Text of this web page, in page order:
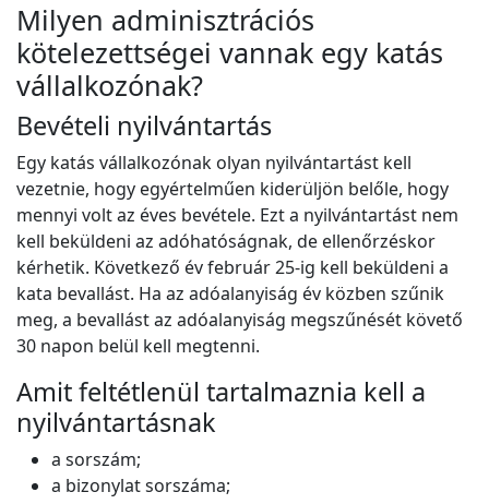
Milyen adminisztrációs
kötelezettségei vannak egy katás
vállalkozónak?
Bevételi nyilvántartás
Egy katás vállalkozónak olyan nyilvántartást kell
vezetnie, hogy egyértelműen kiderüljön belőle, hogy
mennyi volt az éves bevétele. Ezt a nyilvántartást nem
kell beküldeni az adóhatóságnak, de ellenőrzéskor
kérhetik. Következő év február 25-ig kell beküldeni a
kata bevallást. Ha az adóalanyiság év közben szűnik
meg, a bevallást az adóalanyiság megszűnését követő
30 napon belül kell megtenni.
Amit feltétlenül tartalmaznia kell a
nyilvántartásnak
a sorszám;
a bizonylat sorszáma;